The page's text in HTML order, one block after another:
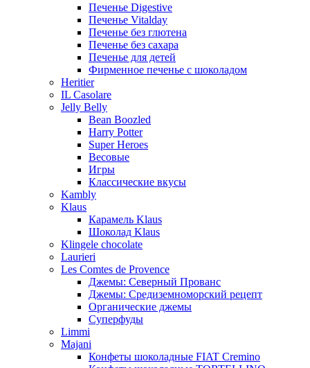
Печенье Digestive
Печенье Vitalday
Печенье без глютена
Печенье без сахара
Печенье для детей
Фирменное печенье с шоколадом
Heritier
IL Casolare
Jelly Belly
Bean Boozled
Harry Potter
Super Heroes
Весовые
Игры
Классические вкусы
Kambly
Klaus
Карамель Klaus
Шоколад Klaus
Klingele chocolate
Laurieri
Les Comtes de Provence
Джемы: Северный Прованс
Джемы: Средиземноморский рецепт
Органические джемы
Суперфуды
Limmi
Majani
Конфеты шоколадные FIAT Cremino